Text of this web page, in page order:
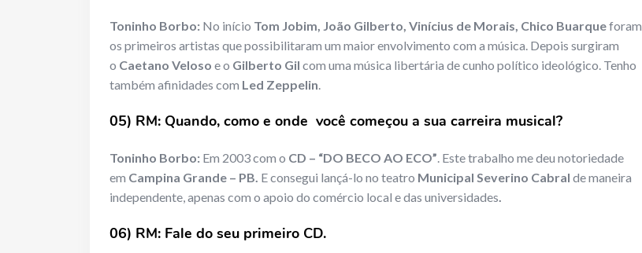
Toninho Borbo: No início Tom Jobim, João Gilberto, Vinícius de Morais, Chico Buarqueforam
os primeiros artistas que possibilitaram um maior envolvimento com a música. Depois surgiram
o Caetano Veloso e o Gilberto Gil com uma música libertária de cunho político ideológico. Tenho
também afinidades com Led Zeppelin.
05) RM: Quando, como e onde você começou a sua carreira musical?
Toninho Borbo: Em 2003 com o CD – “DO BECO AO ECO”. Este trabalho me deu notoriedade
em Campina Grande – PB. E consegui lançá-lo no teatro Municipal Severino Cabral de maneira
independente, apenas com o apoio do comércio local e das universidades.
06) RM: Fale do seu primeiro CD.